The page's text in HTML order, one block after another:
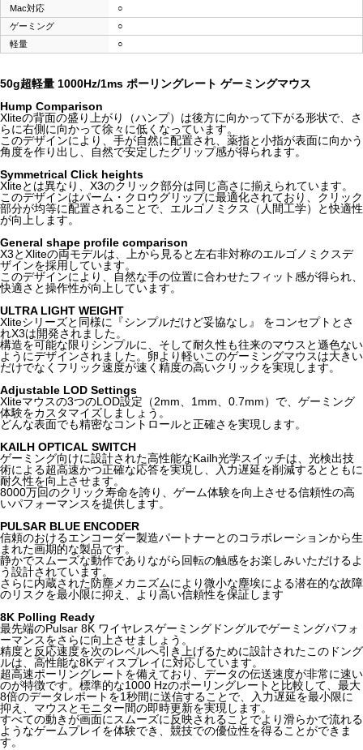
Mac対応
○
ゲーミング
○
軽量
○
50g超軽量 1000Hz/1ms ポーリングレート ゲーミングマウス
Hump Comparison
Xliteの背面の盛り上がり（ハンプ）は後方に向かって下がる形状で、さ
らに右側に向かって徐々に低くなっています。
このデザインにより、手が自然に配置され、薬指と小指が表面に向かう
角度を作り出し、自然で安定したグリップ感が得られます。
Symmetrical Click heights
Xliteとは異なり、X3のクリック部分は同じ高さに揃えられています。
このデザインはパーム・クロウグリップに最適化されており、クリック
部分が均等に配置されることで、エルゴノミクス（人間工学）と快適性
が向上します。
General shape profile comparison
X3とXliteの両モデルは、上から見ると左右非対称のエルゴノミクスデ
ザインを採用しています。
このデザインにより、自然な手の位置に合わせたフィット感が得られ、
快適さと操作性が向上しています。
ULTRA LIGHT WEIGHT
Xliteシリーズと同様に『シンプルだけど妥協なし』 をコンセプトとさ
れX3は開発されました。
構造を可能な限りシンプルに、そして耐久性も往来のマウスと遜色ない
ようにデザインされました。卵より軽いこのゲーミングマウスは大きい
だけでなくフリック速度が速く精度の高いクリックを実現します。
Adjustable LOD Settings
Xliteマウスの3つのLOD設定（2mm、1mm、0.7mm）で、ゲーミング
体験をカスタマイズしましょう。
どんな表面でも精密なコントロールと正確さを実現します。
KAILH OPTICAL SWITCH
ゲーミング向けに設計された高性能なKailh光学スイッチは、光検出技
術による超高速かつ正確な応答を実現し、入力遅延を削減するとともに
耐久性を向上させます。
8000万回のクリック寿命を誇り、ゲーム体験を向上させる信頼性の高
いパフォーマンスを提供します。
PULSAR BLUE ENCODER
信頼のおけるエンコーダー製造パートナーとのコラボレーションから生
まれた画期的な製品です。
静かでスムーズな動作でありながら回転の触感をお楽しみいただけるよ
う設計されています。
さらに内蔵された防塵メカニズムにより微小な塵埃による潜在的な故障
のリスクを最小限に抑え、より高い信頼性を保証します
8K Polling Ready
最先端のPulsar 8K ワイヤレスゲーミングドングルでゲーミングパフォ
ーマンスをさらに向上させましょう。
精度と反応速度を次のレベルへ引き上げるために設計されたこのドング
ルは、高性能な8Kディスプレイに対応しています。
超高速ポーリングレートを備えており、データの伝送速度が非常に速い
のが特徴です。標準的な1000 Hzのポーリングレートと比較して、最大
8倍のデータレポートを1秒間に送信することで、入力遅延を最小限に
抑え、マウスとモニター間の即時更新を実現します。
すべての動きが画面にスムーズに反映されることでより滑らかで流れる
ようなゲームプレイを体験でき、競技での優位性を得ることができま
す。